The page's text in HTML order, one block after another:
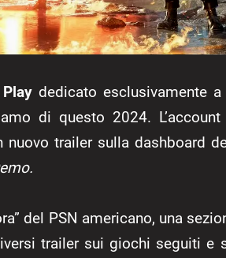
dedicato esclusivamente
di questo 2024.
nuovo trailer sulla dashboard
del PSN americano, una
trailer sui giochi seguiti e